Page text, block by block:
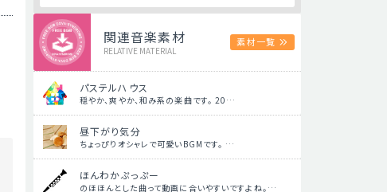
関連音楽素材
RELATIVE MATERIAL
素材一覧
パステルハウス
穏やか、爽やか、和み系の楽曲です。 20…
昼下がり気分
ちょっぴりオシャレで可愛いBGMです。 …
ほんわかぷっぷー
のほほんとした曲って動画に合いやすいですよね。…